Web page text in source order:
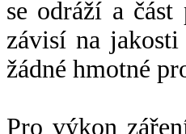
se odráží a část
závisí na
žádné hmotné
Pro výkon